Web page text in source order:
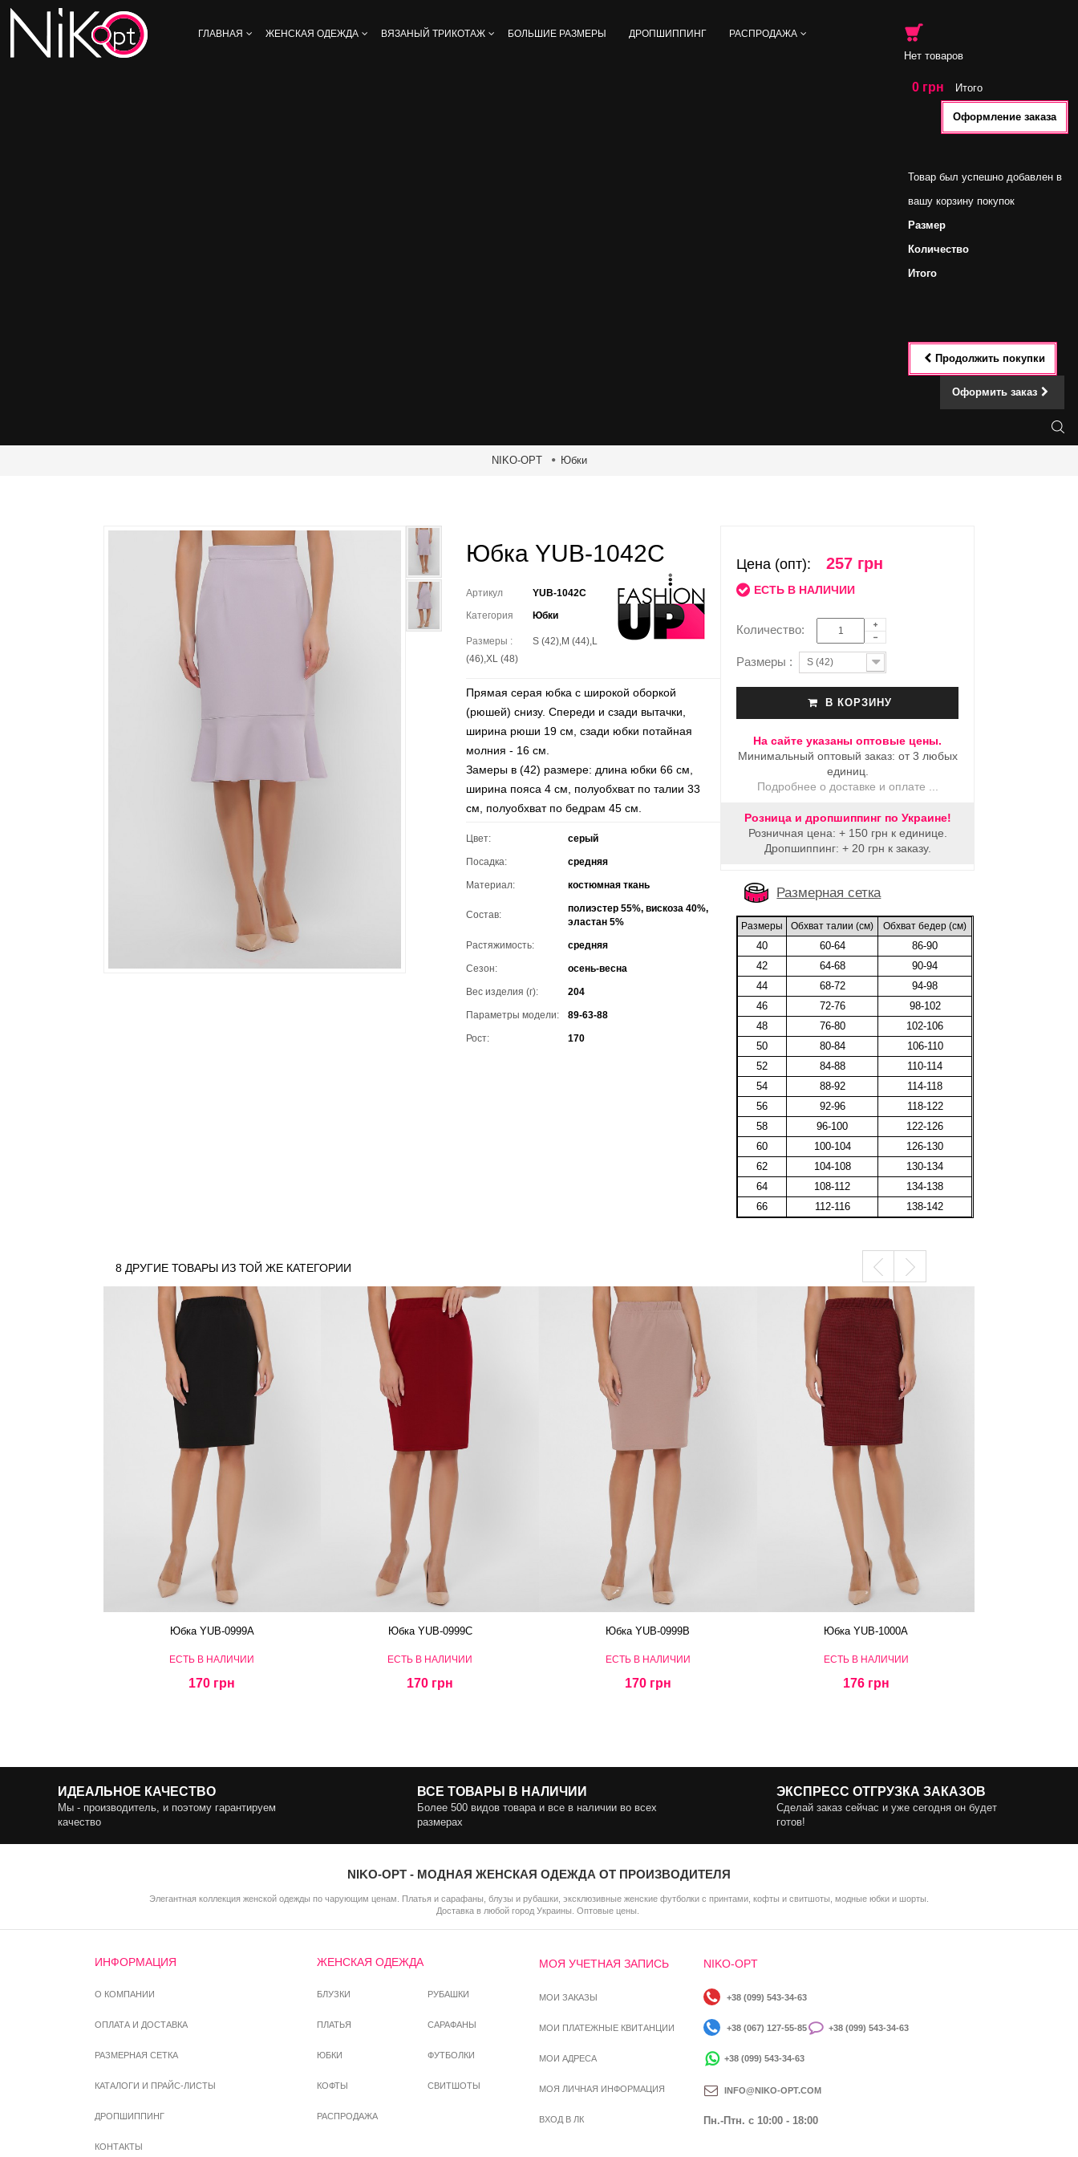
Нет товаров
0 грн Итого
Оформление заказа
Товар был успешно добавлен в
вашу корзину покупок
Размер
Количество
Итого
Продолжить покупки
Оформить заказ
ГЛАВНАЯ ЖЕНСКАЯ ОДЕЖДА ВЯЗАНЫЙ ТРИКОТАЖ БОЛЬШИЕ РАЗМЕРЫ ДРОПШИППИНГ РАСПРОДАЖА
NIKO-OPT Юбки
Юбка YUB-1042C
Артикул
YUB-1042C
Категория
Юбки
Размеры :
S (42),M (44),L
(46),XL (48)
Прямая серая юбка с широкой оборкой
(рюшей) снизу. Спереди и сзади вытачки,
ширина рюши 19 см, сзади юбки потайная
молния - 16 см.
Замеры в (42) размере: длина юбки 66 см,
ширина пояса 4 см, полуобхват по талии 33
см, полуобхват по бедрам 45 см.
Цвет: серый
Посадка: средняя
Материал: костюмная ткань
Состав:
полиэстер 55%, вискоза 40%,
эластан 5%
Растяжимость: средняя
Сезон: осень-весна
Вес изделия (г): 204
Параметры модели: 89-63-88
Рост: 170
Цена (опт): 257 грн
ЕСТЬ В НАЛИЧИИ
Количество:
Размеры : S (42)
В КОРЗИНУ
На сайте указаны оптовые цены.
Минимальный оптовый заказ: от 3 любых
единиц.
Подробнее о доставке и оплате ...
Розница и дропшиппинг по Украине!
Розничная цена: + 150 грн к единице.
Дропшиппинг: + 20 грн к заказу.
Размерная сетка
Размеры Обхват талии (cм) Обхват бедер (cм)
40 60-64
86-90
42
64-68
90-94
44
68-72
94-98
46
72-76
98-102
48
76-80
102-106
50
80-84
106-110
52
84-88
110-114
54
88-92
114-118
56
92-96
118-122
58
96-100
122-126
60
100-104
126-130
62
104-108
130-134
64
108-112
134-138
66
112-116 138-142
8 ДРУГИЕ ТОВАРЫ ИЗ ТОЙ ЖЕ КАТЕГОРИИ
Юбка YUB-0999A
ЕСТЬ В НАЛИЧИИ
170 грн
Юбка YUB-0999C
ЕСТЬ В НАЛИЧИИ
170 грн
Юбка YUB-0999B
ЕСТЬ В НАЛИЧИИ
170 грн
Юбка YUB-1000A
ЕСТЬ В НАЛИЧИИ
176 грн
ИДЕАЛЬНОЕ КАЧЕСТВО
Мы - производитель, и поэтому гарантируем
качество
ВСЕ ТОВАРЫ В НАЛИЧИИ
Более 500 видов товара и все в наличии во всех
размерах
ЭКСПРЕСС ОТГРУЗКА ЗАКАЗОВ
Сделай заказ сейчас и уже сегодня он будет
готов!
NIKO-OPT - МОДНАЯ ЖЕНСКАЯ ОДЕЖДА ОТ ПРОИЗВОДИТЕЛЯ
Элегантная коллекция женской одежды по чарующим ценам. Платья и сарафаны, блузы и рубашки, эксклюзивные женские футболки с принтами, кофты и свитшоты, модные юбки и шорты.
Доставка в любой город Украины. Оптовые цены.
ИНФОРМАЦИЯ
О КОМПАНИИ
ОПЛАТА И ДОСТАВКА
РАЗМЕРНАЯ СЕТКА
КАТАЛОГИ И ПРАЙС-ЛИСТЫ
ДРОПШИППИНГ
КОНТАКТЫ
ЖЕНСКАЯ ОДЕЖДА
БЛУЗКИ РУБАШКИ
ПЛАТЬЯ САРАФАНЫ
ЮБКИ ФУТБОЛКИ
КОФТЫ СВИТШОТЫ
РАСПРОДАЖА
МОЯ УЧЕТНАЯ ЗАПИСЬ
МОИ ЗАКАЗЫ
МОИ ПЛАТЕЖНЫЕ КВИТАНЦИИ
МОИ АДРЕСА
МОЯ ЛИЧНАЯ ИНФОРМАЦИЯ
ВХОД В ЛК
NIKO-OPT
+38 (099) 543-34-63
+38 (067) 127-55-85 +38 (099) 543-34-63
+38 (099) 543-34-63
INFO@NIKO-OPT.COM
Пн.-Птн. c 10:00 - 18:00